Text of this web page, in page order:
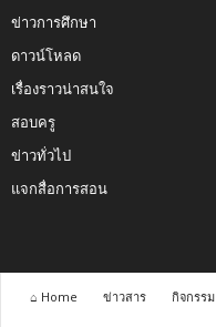
ข่าวการศึกษา
ดาวน์โหลด
เรื่องราวน่าสนใจ
สอบครู
ข่าวทั่วไป
แจกสื่อการสอน
⌂ Home ข่าวสาร กิจกรรม